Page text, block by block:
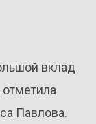
вклад
Павлова.